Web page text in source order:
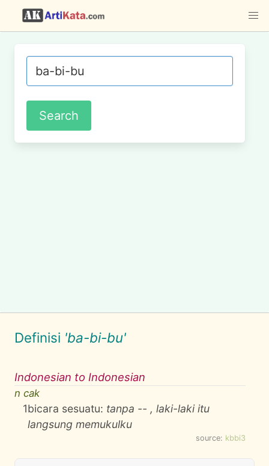
Definisi 'ba-bi-bu'
Indonesian to Indonesian
n cak
1bicara sesuatu: tanpa -- , laki-laki itu
langsung memukulku
source: kbbi3